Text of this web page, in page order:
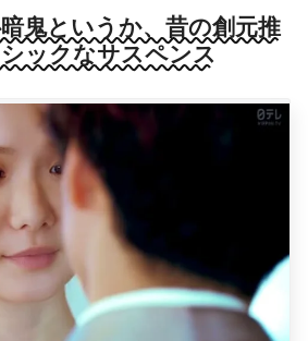
鬼というか、昔の創元推
ックなサスペンス